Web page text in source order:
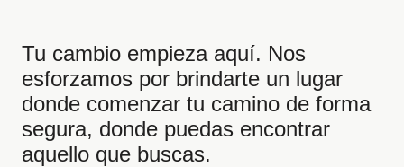
Tu cambio empieza aquí. Nos
esforzamos por brindarte un lugar
donde comenzar tu camino de forma
segura, donde puedas encontrar
aquello que buscas.